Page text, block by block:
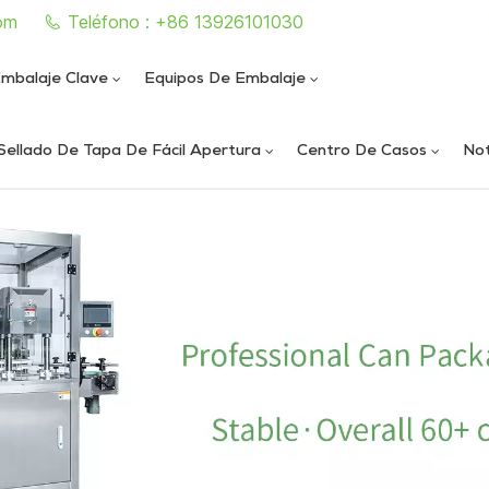
Teléfono : +86 13926101030
Clave Equipos De Embalaje
De Tapa De Fácil Apertura Centro De Casos